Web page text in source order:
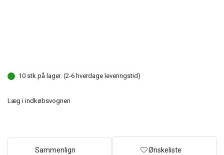
10 stk på lager. (2-6 hverdage leveringstid)
Læg i indkøbsvognen
Sammenlign Ønskeliste